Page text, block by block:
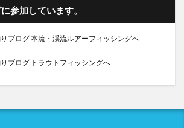
参加しています。